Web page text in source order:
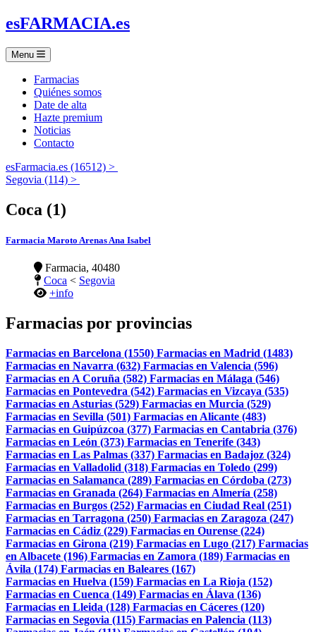
esFARMACIA.es
Menu
Farmacias
Quiénes somos
Date de alta
Hazte premium
Noticias
Contacto
esFarmacia.es (16512) >
Segovia (114) >
Coca (1)
Farmacia Maroto Arenas Ana Isabel
Farmacia, 40480
Coca < Segovia
+info
Farmacias por provincias
Farmacias en Barcelona (1550) Farmacias en Madrid (1483)
Farmacias en Navarra (632) Farmacias en Valencia (596)
Farmacias en A Coruña (582) Farmacias en Málaga (546)
Farmacias en Pontevedra (542) Farmacias en Vizcaya (535)
Farmacias en Asturias (529) Farmacias en Murcia (529)
Farmacias en Sevilla (501) Farmacias en Alicante (483)
Farmacias en Guipúzcoa (377) Farmacias en Cantabria (376)
Farmacias en León (373) Farmacias en Tenerife (343)
Farmacias en Las Palmas (337) Farmacias en Badajoz (324)
Farmacias en Valladolid (318) Farmacias en Toledo (299)
Farmacias en Salamanca (289) Farmacias en Córdoba (273)
Farmacias en Granada (264) Farmacias en Almería (258)
Farmacias en Burgos (252) Farmacias en Ciudad Real (251)
Farmacias en Tarragona (250) Farmacias en Zaragoza (247)
Farmacias en Cádiz (229) Farmacias en Ourense (224)
Farmacias en Girona (219) Farmacias en Lugo (217) Farmacias
en Albacete (196) Farmacias en Zamora (189) Farmacias en
Ávila (174) Farmacias en Baleares (167)
Farmacias en Huelva (159) Farmacias en La Rioja (152)
Farmacias en Cuenca (149) Farmacias en Álava (136)
Farmacias en Lleida (128) Farmacias en Cáceres (120)
Farmacias en Segovia (115) Farmacias en Palencia (113)